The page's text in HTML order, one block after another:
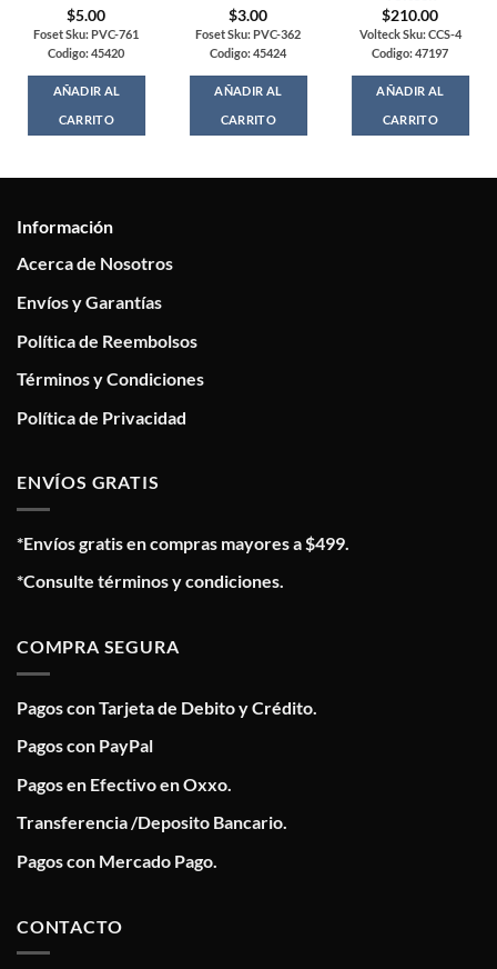
$5.00
Foset Sku: PVC-761
Codigo: 45420
AÑADIR AL
CARRITO
$3.00
Foset Sku: PVC-362
Codigo: 45424
AÑADIR AL
CARRITO
$210.00
Volteck Sku: CCS-4
Codigo: 47197
AÑADIR AL
CARRITO
Información
Acerca de Nosotros
Envíos y Garantías
Política de Reembolsos
Términos y Condiciones
Política de Privacidad
ENVÍOS GRATIS
*Envíos gratis en compras mayores a $499.
*Consulte términos y condiciones.
COMPRA SEGURA
Pagos con Tarjeta de Debito y Crédito.
Pagos con PayPal
Pagos en Efectivo en Oxxo.
Transferencia /Deposito Bancario.
Pagos con Mercado Pago.
CONTACTO